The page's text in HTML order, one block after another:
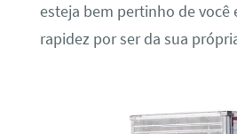
esteja bem pertinho de você
rapidez por ser da sua